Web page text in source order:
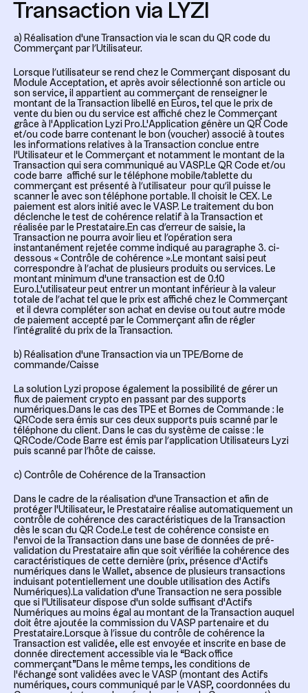
Transaction via LYZI
a) Réalisation d'une Transaction via le scan du QR code du
Commerçant par l’Utilisateur.
Lorsque l’utilisateur se rend chez le Commerçant disposant du
Module Acceptation, et après avoir sélectionné son article ou
son service, il appartient au commerçant de renseigner le
montant de la Transaction libellé en Euros, tel que le prix de
vente du bien ou du service est affiché chez le Commerçant
grâce à l'Application Lyzi Pro.L'Application génère un QR Code
et/ou code barre contenant le bon (voucher) associé à toutes
les informations relatives à la Transaction conclue entre
l'Utilisateur et le Commerçant et notamment le montant de la
Transaction qui sera communiqué au VASP.Le QR Code et/ou
code barre affiché sur le téléphone mobile/tablette du
commerçant est présenté à l’utilisateur pour qu’il puisse le
scanner le avec son téléphone portable. Il choisit le CEX. Le
paiement est alors initié avec le VASP. Le traitement du bon
déclenche le test de cohérence relatif à la Transaction et
réalisée par le Prestataire.En cas d’erreur de saisie, la
Transaction ne pourra avoir lieu et l’opération sera
instantanément rejetée comme indiqué au paragraphe 3. ci-
dessous « Contrôle de cohérence ».Le montant saisi peut
correspondre à l’achat de plusieurs produits ou services. Le
montant minimum d'une transaction est de 0.10
Euro.L'utilisateur peut entrer un montant inférieur à la valeur
totale de l’achat tel que le prix est affiché chez le Commerçant
et il devra compléter son achat en devise ou tout autre mode
de paiement accepté par le Commerçant afin de régler
l’intégralité du prix de la Transaction.
b) Réalisation d'une Transaction via un TPE/Borne de
commande/Caisse
La solution Lyzi propose également la possibilité de gérer un
flux de paiement crypto en passant par des supports
numériques.Dans le cas des TPE et Bornes de Commande : le
QRCode sera émis sur ces deux supports puis scanné par le
téléphone du client. Dans le cas du système de caisse : le
QRCode/Code Barre est émis par l’application Utilisateurs Lyzi
puis scanné par l’hôte de caisse.
c) Contrôle de Cohérence de la Transaction
Dans le cadre de la réalisation d'une Transaction et afin de
protéger l'Utilisateur, le Prestataire réalise automatiquement un
contrôle de cohérence des caractéristiques de la Transaction
dès le scan du QR Code.Le test de cohérence consiste en
l'envoi de la Transaction dans une base de données de pré-
validation du Prestataire afin que soit vérifiée la cohérence des
caractéristiques de cette dernière (prix, présence d'Actifs
numériques dans le Wallet, absence de plusieurs transactions
induisant potentiellement une double utilisation des Actifs
Numériques).La validation d'une Transaction ne sera possible
que si l'Utilisateur dispose d'un solde suffisant d'Actifs
Numériques au moins égal au montant de la Transaction auquel
doit être ajoutée la commission du VASP partenaire et du
Prestataire.Lorsque à l’issue du contrôle de cohérence la
Transaction est validée, elle est envoyée et inscrite en base de
donnée directement accessible via le “Back office
commerçant”Dans le même temps, les conditions de
l'échange sont validées avec le VASP (montant des Actifs
numériques, cours communiqué par le VASP, coordonnées du